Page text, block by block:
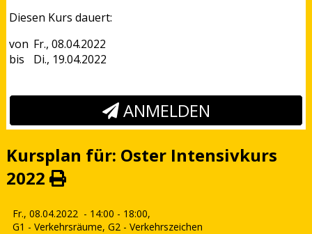
Diesen Kurs dauert:
Fr., 08.04.2022
Di., 19.04.2022
ANMELDEN
Kursplan für: Oster Intensivkurs
2022
Fr., 08.04.2022 - 14:00 - 18:00,
G1 - Verkehrsräume, G2 - Verkehrszeichen